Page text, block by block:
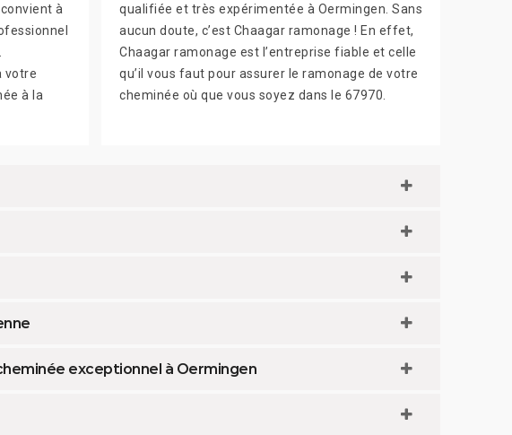
à
votre
à la
qualifiée et très expérimentée à Oermingen. Sans
aucun doute, c’est Chaagar ramonage ! En effet,
Chaagar ramonage est l’entreprise fiable et celle
qu’il vous faut pour assurer le ramonage de votre
cheminée où que vous soyez dans le 67970.
exceptionnel à Oermingen